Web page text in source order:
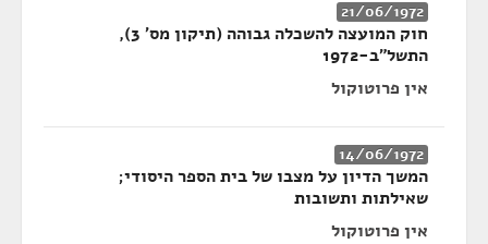
21/06/1972
חוק המועצה להשכלה גבוהה (תיקון מס' 3),
התשל"ב-1972
אין פרוטוקול
14/06/1972
המשך הדיון על מצבו של בית הספר היסודי;
שאילתות ותשובות
אין פרוטוקול